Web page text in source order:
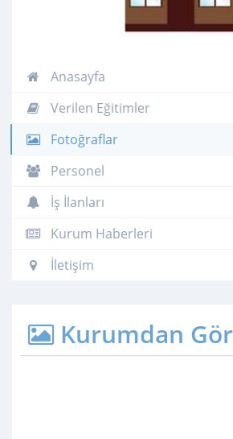
Anasayfa
Verilen Eğitimler
Fotoğraflar
Personel
İş İlanları
Kurum Haberleri
İletişim
Kurumdan